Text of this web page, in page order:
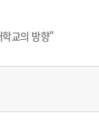
교의 방향"